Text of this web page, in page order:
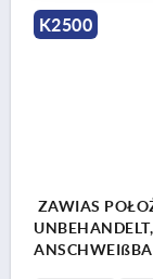
K2500
ZAWIAS